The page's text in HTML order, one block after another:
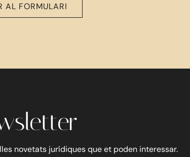
AL FORMULARI
novetats jurídiques que et poden interessar.